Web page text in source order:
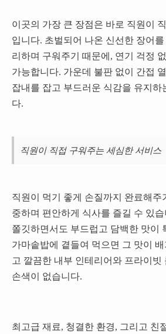
이곳의 가장 큰 장점은 바로 직원이
입니다. 초벌되어 나온 신선한 장어
리하며 구워주기 때문에, 연기 걱정
가능합니다. 가운데 불판 없이 간접
잡내를 잡고 부드러운 식감을 유지하
다.
직원이 직접 구워주는 세심한 서비스
직원이 먹기 좋게 손질까지 완료해주
중하며 편안하게 식사를 즐길 수 있
쫄깃하면서도 부드럽고 담백한 맛이
가마솥밥에 곁들여 먹으면 그 맛이
고 깔끔한 내부 인테리어와 프라이빗
손색이 없습니다.
최고급 재료, 청결한 환경, 그리고 친